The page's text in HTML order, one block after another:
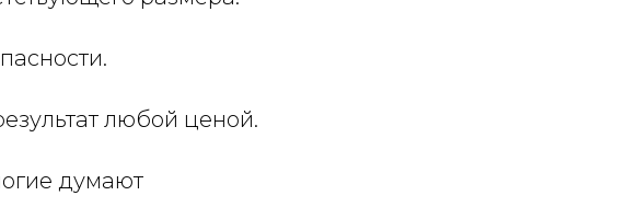
любой ценой.
думают